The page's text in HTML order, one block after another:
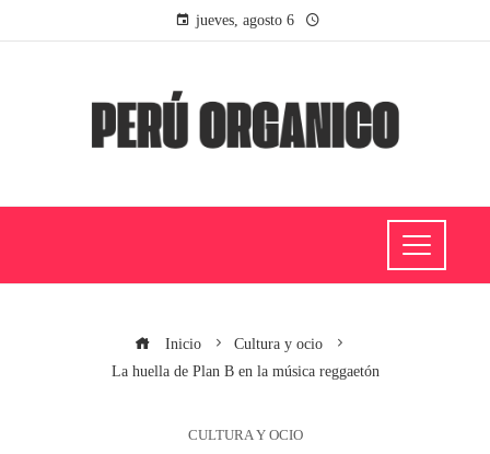
jueves, agosto 6
Inicio
Cultura y ocio
La huella de Plan B en la música reggaetón
CULTURA Y OCIO